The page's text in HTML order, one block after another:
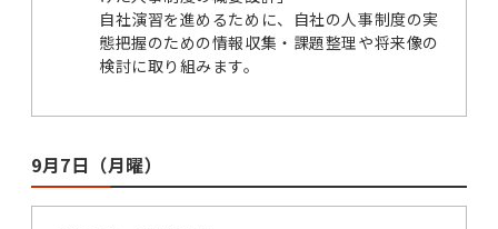
自社演習を進めるために、自社の人事制度の実
態把握のための情報収集・課題整理や将来像の
検討に取り組みます。
9月7日（月曜）